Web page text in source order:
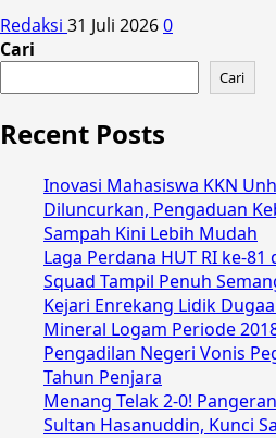
Redaksi 31 Juli 20260
Cari
Cari
Recent Posts
Inovasi Mahasiswa KKN
Diluncurkan, Pengaduan
Sampah Kini Lebih Mudah
Laga Perdana HUT RI ke-81
Squad Tampil Penuh
Kejari Enrekang Lidik
Mineral Logam Periode
Pengadilan Negeri Vonis
Tahun Penjara
Menang Telak 2-0!
Sultan Hasanuddin, Kunci